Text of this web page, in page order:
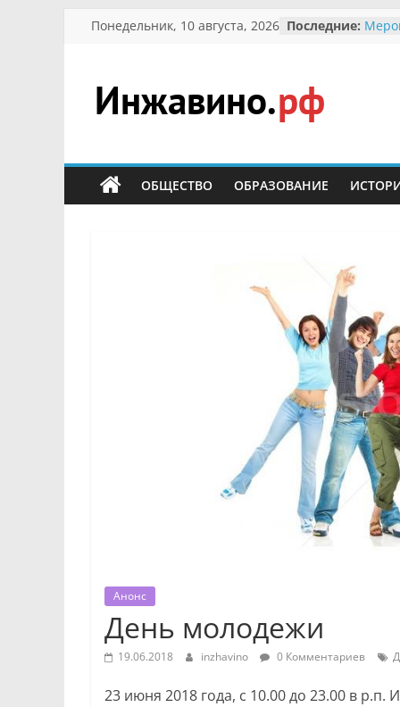
Перейти
Понедельник, 10 августа, 2026 Последние:
Инжавино.рф
сельский
портал
ОБЩЕСТВО ОБРАЗОВАНИЕ
Анонс
День молодежи
19.06.2018 inzhavino 0 Комментариев
23 июня 2018 года, с 10.00 до 23.00 в